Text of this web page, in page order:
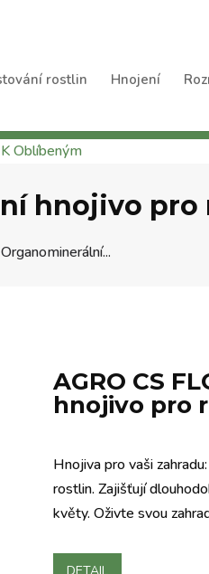
rostlin Hnojení
K Oblíbeným
hnojivo pro
AGRO CS
hnojivo pro
Hnojiva pro vaši
rostlin. Zajišťují
květy. Oživte svou